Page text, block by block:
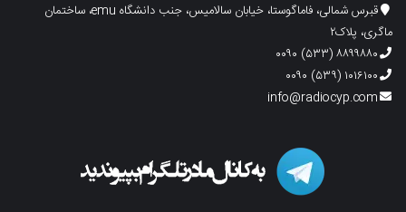
قبرس شمالی، فاماگوستا، خیابان سالامیس، جنب دانشگاه emu، ساختمان
ماگری، پلاک۲
۸۸۹۹۸۸۰ (۵۳۳) ۰۰۹۰
۱۰۱۶۱۰۰ (۵۳۹) ۰۰۹۰
info@radiocyp.com